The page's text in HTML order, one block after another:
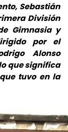
Sebastián
División
Gimnasia y
por el
Alonso
que significa
tuvo en la